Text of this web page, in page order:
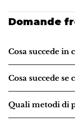
Domande
Cosa succede in
Cosa succede
Quali metodi di